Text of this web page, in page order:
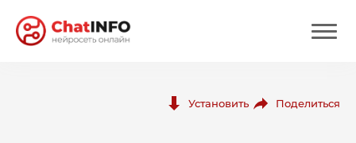
Установить Поделиться